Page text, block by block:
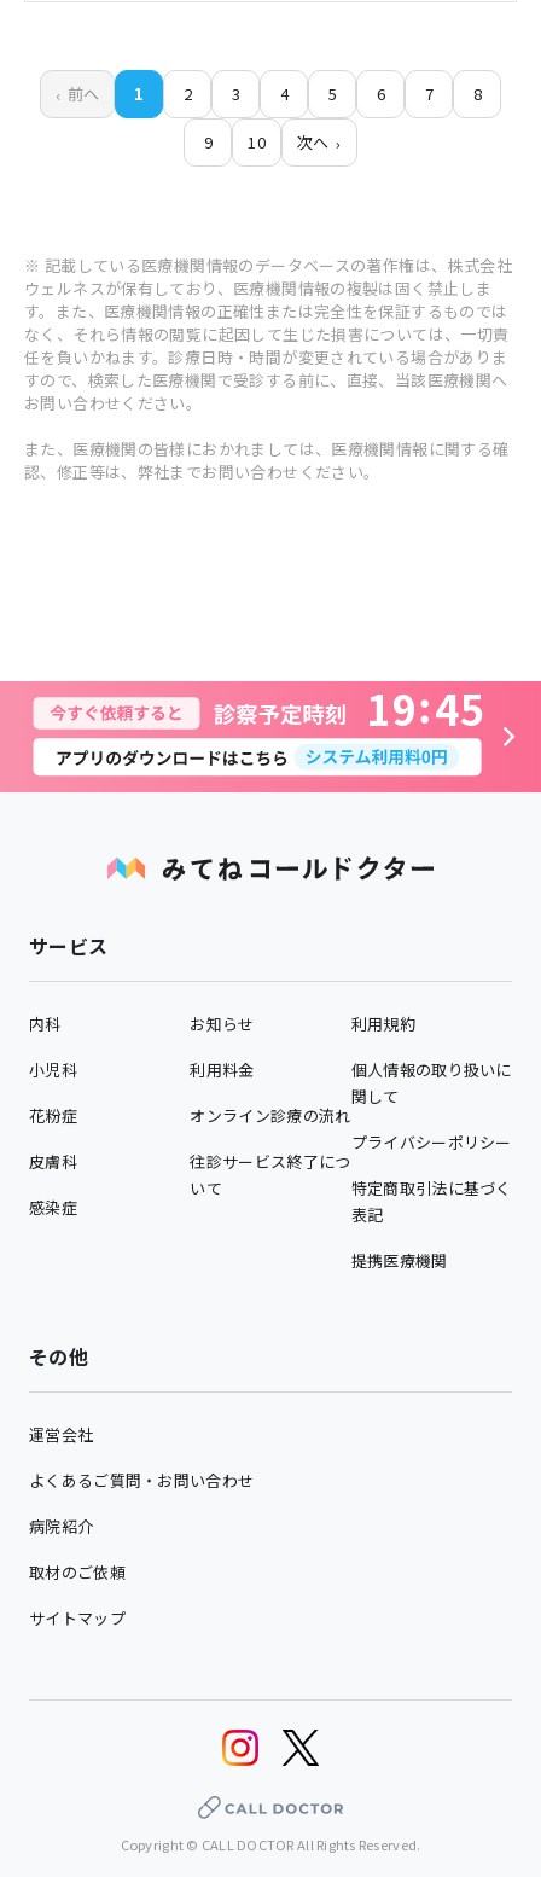
前へ 1 2 3 4 5 6 7 8
9 10 次へ
※ 記載している医療機関情報のデータベースの著作権は、株式会社
ウェルネスが保有しており、医療機関情報の複製は固く禁止しま
す。また、医療機関情報の正確性または完全性を保証するものでは
なく、それら情報の閲覧に起因して生じた損害については、一切責
任を負いかねます。診療日時・時間が変更されている場合がありま
すので、検索した医療機関で受診する前に、直接、当該医療機関へ
お問い合わせください。
また、医療機関の皆様におかれましては、医療機関情報に関する確
認、修正等は、弊社までお問い合わせください。
19 45
サービス
内科
小児科
花粉症
皮膚科
感染症
お知らせ
利用料金
オンライン診療の流れ
往診サービス終了につ
いて
利用規約
個人情報の取り扱いに
関して
プライバシーポリシー
特定商取引法に基づく
表記
提携医療機関
その他
運営会社
よくあるご質問・お問い合わせ
病院紹介
取材のご依頼
サイトマップ
Copyright © CALL DOCTOR All Rights Reserved.